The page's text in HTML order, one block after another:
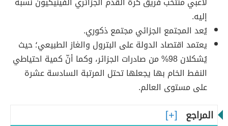
إليه.
يُعد المجتمع الجزائي مجتمع ذكوري.
يعتمد اقتصاد الدولة على البترول والغاز الطبيعي؛ حيث
يُشكلان 98% من صادرات الجزائر، وكما أنّ كمية احتياطي
النفط الخام بها يجعلها تحتل المرتبة السادسة عشرة
على مستوى العالم.
المراجع